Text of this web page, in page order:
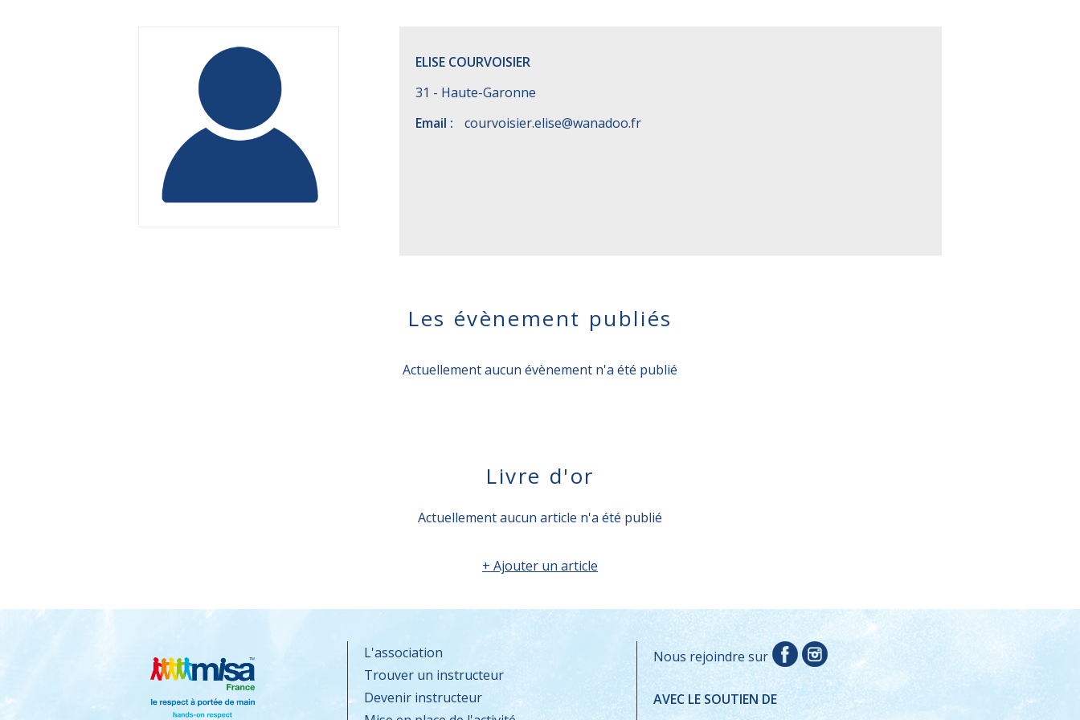
ELISE COURVOISIER
31 - Haute-Garonne
Email :
courvoisier.elise@wanadoo.fr
Les évènement publiés
Actuellement aucun évènement n'a été publié
Livre d'or
Actuellement aucun article n'a été publié
+ Ajouter un article
L'association
Trouver un instructeur
Devenir instructeur
Nous rejoindre sur
AVEC LE SOUTIEN DE